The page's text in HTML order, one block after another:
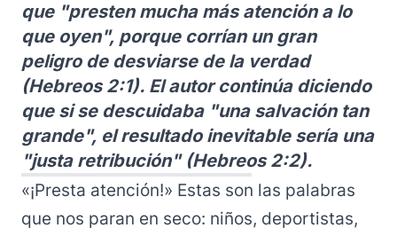
que "presten mucha más atención a lo
que oyen", porque corrían un gran
peligro de desviarse de la verdad
(Hebreos 2:1). El autor continúa diciendo
que si se descuidaba "una salvación tan
grande", el resultado inevitable sería una
"justa retribución" (Hebreos 2:2).
«¡Presta atención!» Estas son las palabras
que nos paran en seco: niños, deportistas,